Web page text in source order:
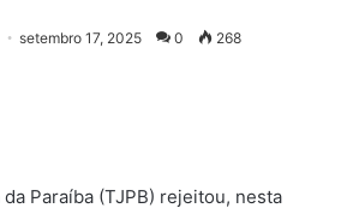
setembro 17, 2025 0 268
Paraíba (TJPB) rejeitou, nesta